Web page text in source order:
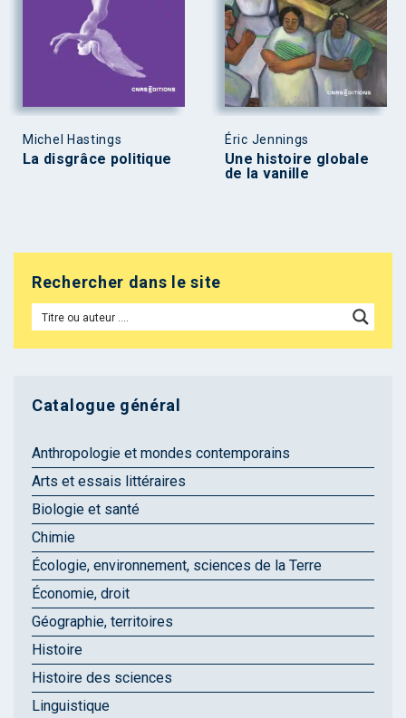
Michel Hastings
La disgrâce politique
Éric Jennings
Une histoire globale
de la vanille
Rechercher dans le site
Catalogue général
Anthropologie et mondes contemporains
Arts et essais littéraires
Biologie et santé
Chimie
Écologie, environnement, sciences de la Terre
Économie, droit
Géographie, territoires
Histoire
Histoire des sciences
Linguistique